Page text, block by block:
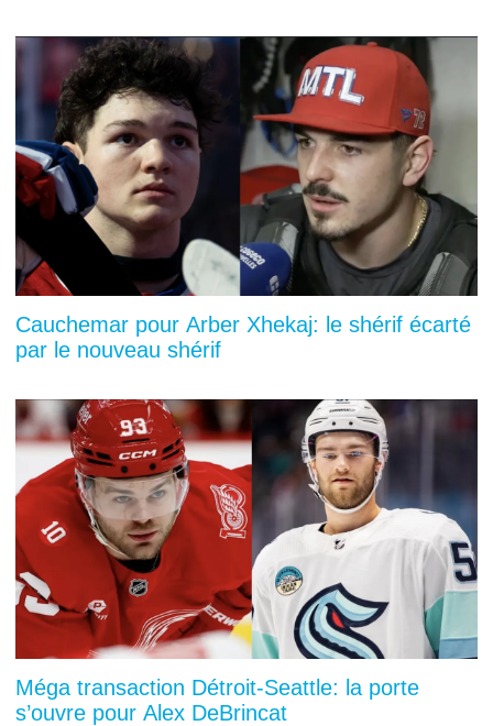
Cauchemar pour Arber Xhekaj: le shérif écarté
par le nouveau shérif
Méga transaction Détroit-Seattle: la porte
s’ouvre pour Alex DeBrincat